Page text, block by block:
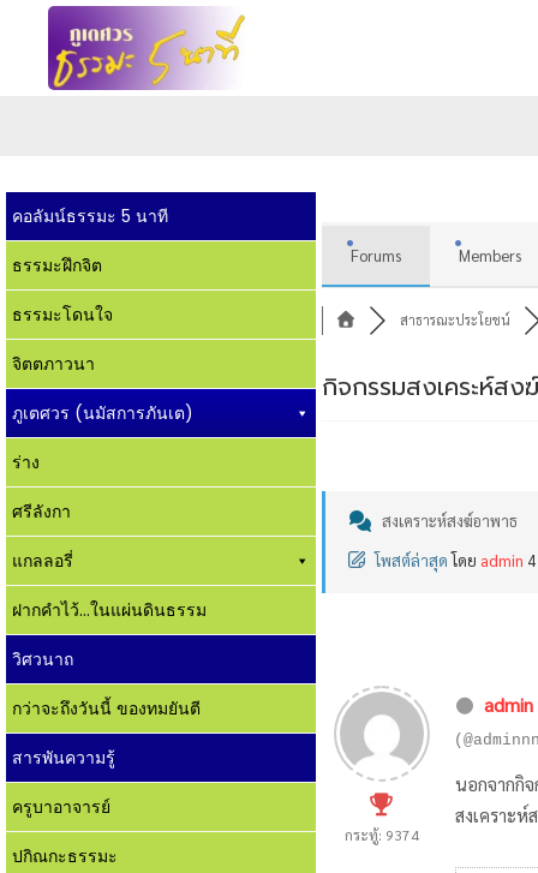
คอลัมน์ธรรมะ 5 นาที
ธรรมะฝึกจิต
ธรรมะโดนใจ
จิตตภาวนา
ภูเตศวร (นมัสการภันเต)
ร่าง
ศรีลังกา
แกลลอรี่
ฝากคำไว้...ในแผ่นดินธรรม
วิศวนาถ
กว่าจะถึงวันนี้ ของทมยันตี
สารพันความรู้
ครูบาอาจารย์
ปกิณกะธรรมะ
Forums Members
สาธารณะประโยชน์
กิจกรรมสงเคระห์สง
สงเคราะห์สงฆ์อาพาธ
โพสต์ล่าสุด โดย admin
กระทู้: 9374
admin
นอกจากกิ
สงเคราะห์